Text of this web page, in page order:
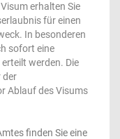
erhalten Sie
für einen
In besonderen
sofort eine
werden. Die
der
Ablauf des Visums
finden Sie eine